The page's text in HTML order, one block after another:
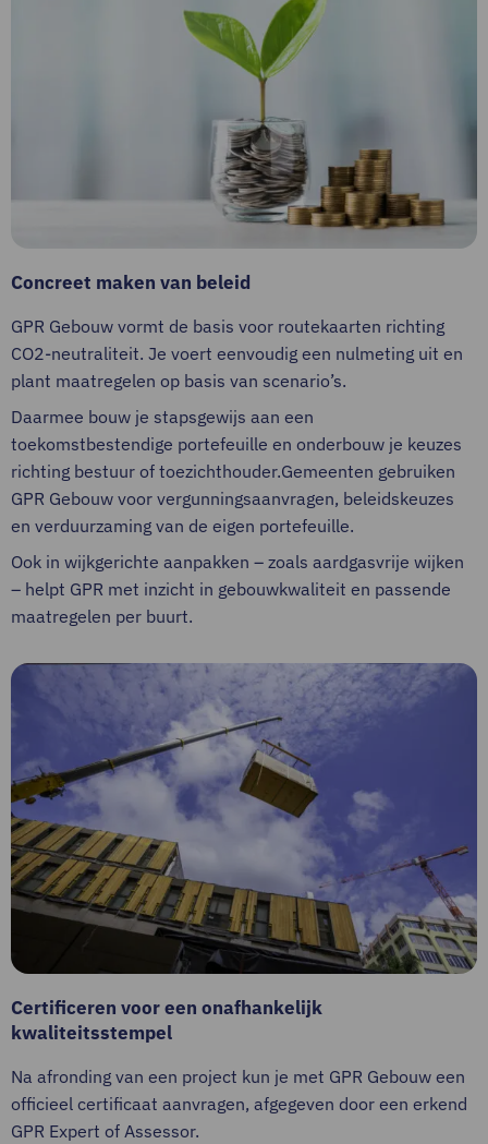
Concreet maken van beleid
GPR Gebouw vormt de basis voor routekaarten richting
CO2-neutraliteit. Je voert eenvoudig een nulmeting uit en
plant maatregelen op basis van scenario’s.
Daarmee bouw je stapsgewijs aan een
toekomstbestendige portefeuille en onderbouw je keuzes
richting bestuur of toezichthouder.Gemeenten gebruiken
GPR Gebouw voor vergunningsaanvragen, beleidskeuzes
en verduurzaming van de eigen portefeuille.
Ook in wijkgerichte aanpakken – zoals aardgasvrije wijken
– helpt GPR met inzicht in gebouwkwaliteit en passende
maatregelen per buurt.
Certificeren voor een onafhankelijk
kwaliteitsstempel
Na afronding van een project kun je met GPR Gebouw een
officieel certificaat aanvragen, afgegeven door een erkend
GPR Expert of Assessor.